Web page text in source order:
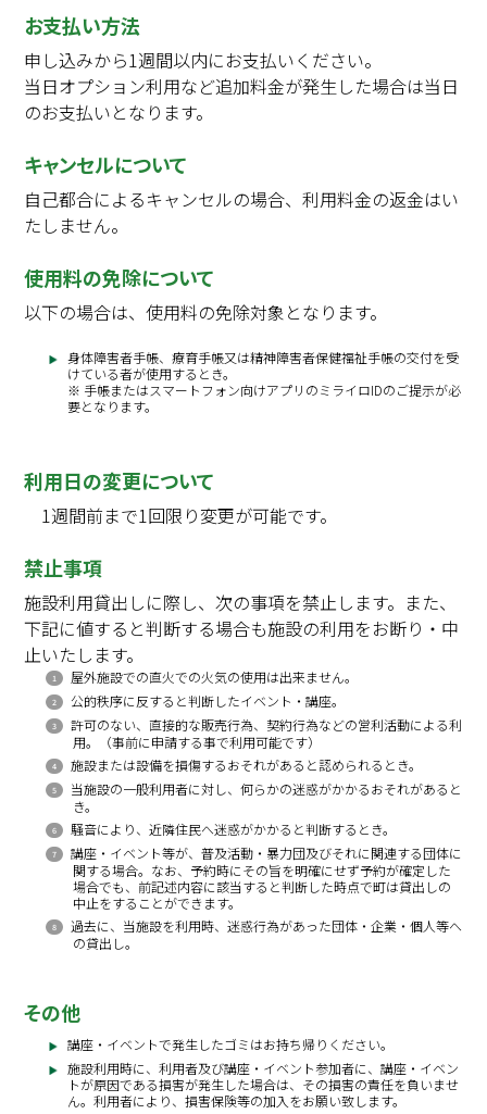
お支払い方法
申し込みから1週間以内にお支払いください。
当日オプション利用など追加料金が発生した場合は当日
のお支払いとなります。
キャンセルについて
自己都合によるキャンセルの場合、利用料金の返金はい
たしません。
使用料の免除について
以下の場合は、使用料の免除対象となります。
身体障害者手帳、療育手帳又は精神障害者保健福祉手帳の交付を受
けている者が使用するとき。
※ 手帳またはスマートフォン向けアプリのミライロIDのご提示が必
要となります。
利用日の変更について
1週間前まで1回限り変更が可能です。
禁止事項
施設利用貸出しに際し、次の事項を禁止します。また、
下記に値すると判断する場合も施設の利用をお断り・中
止いたします。
屋外施設での直火での火気の使用は出来ません。
公的秩序に反すると判断したイベント・講座。
許可のない、直接的な販売行為、契約行為などの営利活動による利
用。（事前に申請する事で利用可能です）
施設または設備を損傷するおそれがあると認められるとき。
当施設の一般利用者に対し、何らかの迷惑がかかるおそれがあると
き。
騒音により、近隣住民へ迷惑がかかると判断するとき。
講座・イベント等が、普及活動・暴力団及びそれに関連する団体に
関する場合。なお、予約時にその旨を明確にせず予約が確定した
場合でも、前記述内容に該当すると判断した時点で町は貸出しの
中止をすることができます。
過去に、当施設を利用時、迷惑行為があった団体・企業・個人等へ
の貸出し。
その他
講座・イベントで発生したゴミはお持ち帰りください。
施設利用時に、利用者及び講座・イベント参加者に、講座・イベン
トが原因である損害が発生した場合は、その損害の責任を負いませ
ん。利用者により、損害保険等の加入をお願い致します。